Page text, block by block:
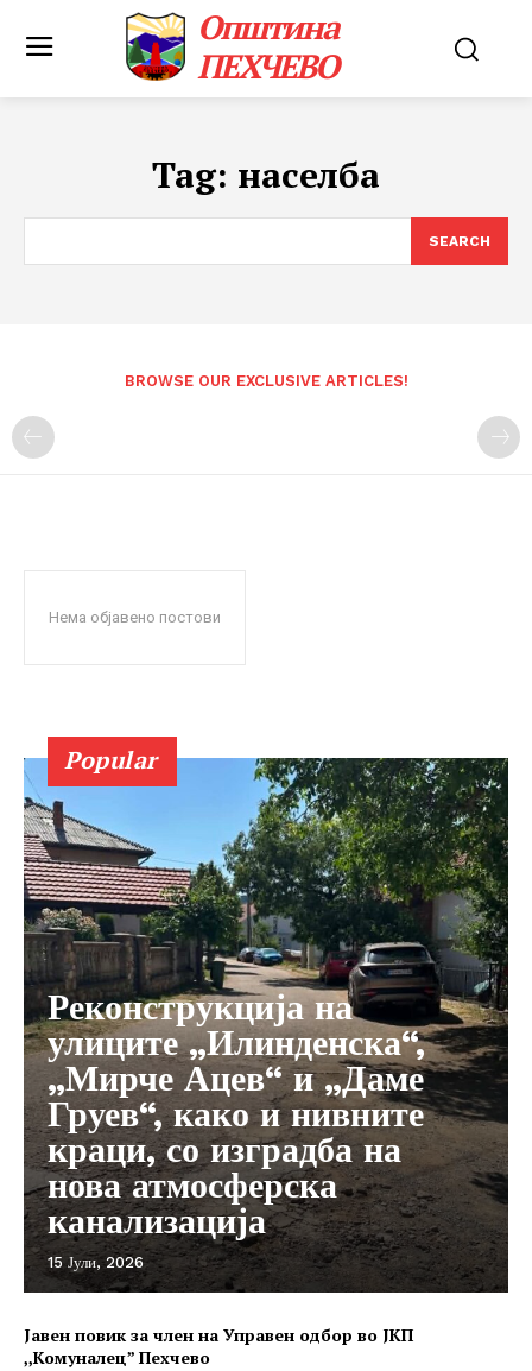
Општина
ПЕХЧЕВО
Tag: населба
SEARCH
BROWSE OUR EXCLUSIVE ARTICLES!
Нема објавено постови
Popular
Реконструкција на
улиците „Илинденска“,
„Мирче Ацев“ и „Даме
Груев“, како и нивните
краци, со изградба на
нова атмосферска
канализација
15 Јули, 2026
Јавен повик за член на Управен одбор во ЈКП
,,Комуналец” Пехчево